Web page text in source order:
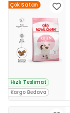
Çok Satan
Hızlı Teslimat
Kargo Bedava